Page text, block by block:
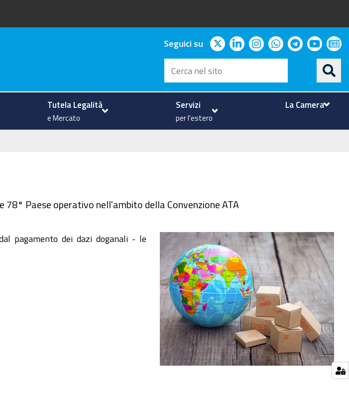
Seguici su twitterlinkedininstagram
whatsapp
telegram
Cerca
nel
sito
Tutela Legalità
e Mercato
Servizi
per l'estero
La Camera
Paese operativo nell'ambito della Convenzione ATA
pagamento dei dazi doganali - le